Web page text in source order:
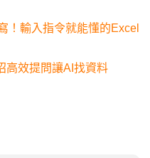
！輸入指令就能懂的Excel
高效提問讓AI找資料